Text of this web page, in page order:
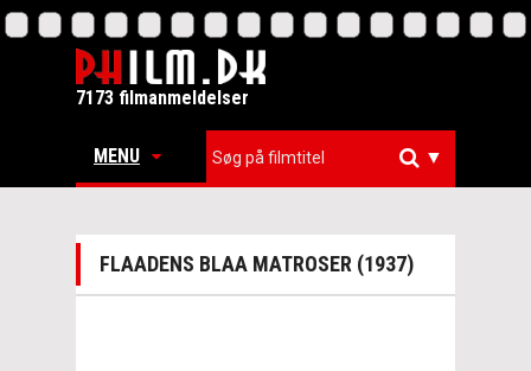
7173 filmanmeldelser
MENU ▼
FLAADENS BLAA MATROSER (1937)